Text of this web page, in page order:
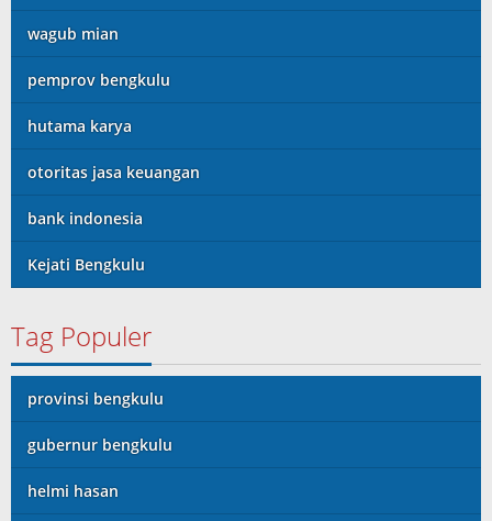
wagub mian
pemprov bengkulu
hutama karya
otoritas jasa keuangan
bank indonesia
Kejati Bengkulu
Tag Populer
provinsi bengkulu
gubernur bengkulu
helmi hasan